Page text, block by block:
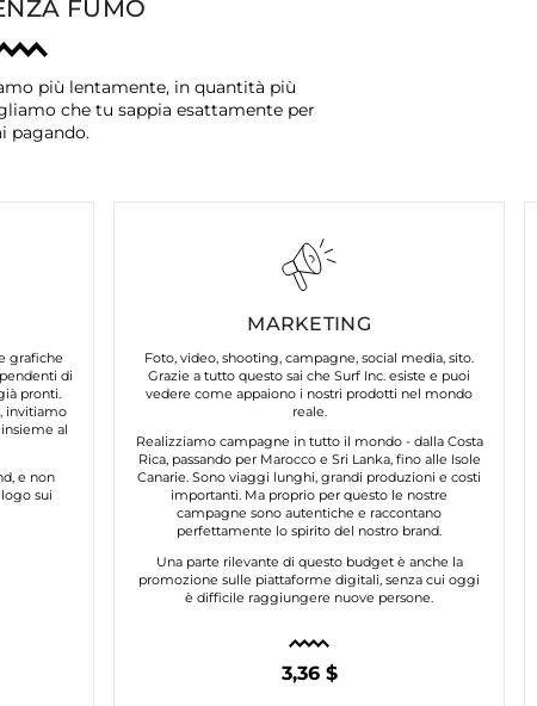
FUMO
più lentamente, in quantità più
che tu sappia esattamente per
pagando.
grafiche
di
pronti.
invitiamo
al
e non
sui
MARKETING
Foto, video, shooting, campagne, social media, sito.
Grazie a tutto questo sai che Surf Inc. esiste e puoi
vedere come appaiono i nostri prodotti nel mondo
reale.
Realizziamo campagne in tutto il mondo - dalla Costa
Rica, passando per Marocco e Sri Lanka, fino alle Isole
Canarie. Sono viaggi lunghi, grandi produzioni e costi
importanti. Ma proprio per questo le nostre
campagne sono autentiche e raccontano
perfettamente lo spirito del nostro brand.
Una parte rilevante di questo budget è anche la
promozione sulle piattaforme digitali, senza cui oggi
è difficile raggiungere nuove persone.
3,36 $